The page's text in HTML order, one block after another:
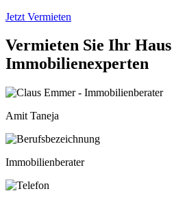
Jetzt Vermieten
Vermieten Sie Ihr
Immobilienexperten
Amit Taneja
Immobilienberater